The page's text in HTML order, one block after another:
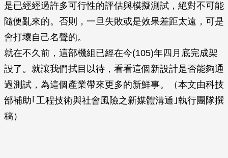
是已經經過許多可行性的評估與模擬測試，絕對不可能
隨便亂來的。否則，一旦失敗或是效果差距太遠，可是
會打壞自己名聲的。
就在不久前，這部機組已經在今(105)年四月底完成架
設了。就讓我們拭目以待，看看這個新設計是否能夠通
過測試，為這個產業帶來更多的新鮮事。（本文由科技
部補助｢工程技術與社會風險之新媒體溝通｣執行團隊撰
稿）